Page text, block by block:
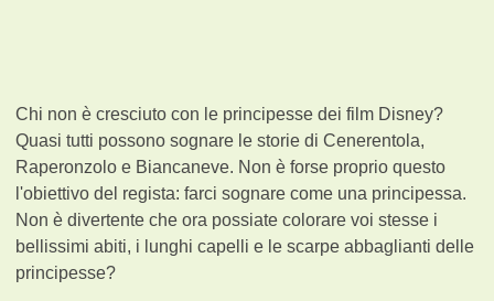
Chi non è cresciuto con le principesse dei film Disney?
Quasi tutti possono sognare le storie di Cenerentola,
Raperonzolo e Biancaneve. Non è forse proprio questo
l'obiettivo del regista: farci sognare come una principessa.
Non è divertente che ora possiate colorare voi stesse i
bellissimi abiti, i lunghi capelli e le scarpe abbaglianti delle
principesse?